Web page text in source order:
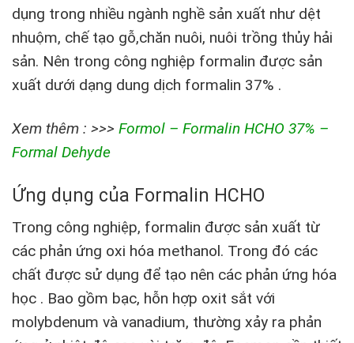
dụng trong nhiều ngành nghề sản xuất như dệt
nhuộm, chế tạo gỗ,chăn nuôi, nuôi trồng thủy hải
sản. Nên trong công nghiệp formalin được sản
xuất dưới dạng dung dịch formalin 37% .
Xem thêm : >>> Formol – Formalin HCHO 37% –
Formal Dehyde
Ứng dụng của Formalin HCHO
Trong công nghiệp, formalin được sản xuất từ
các phản ứng oxi hóa methanol. Trong đó các
chất được sử dụng để tạo nên các phản ứng hóa
học . Bao gồm bạc, hỗn hợp oxit sắt với
molybdenum và vanadium, thường xảy ra phản